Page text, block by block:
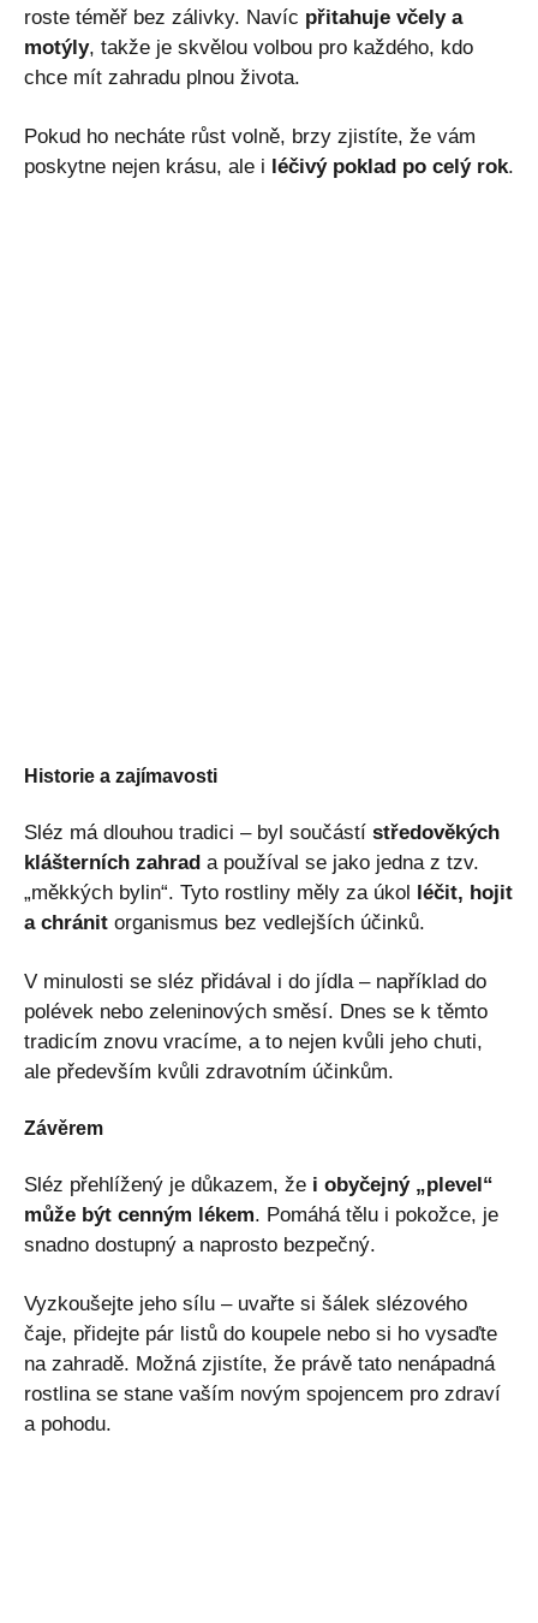
roste téměř bez zálivky. Navíc přitahuje včely a
motýly, takže je skvělou volbou pro každého, kdo
chce mít zahradu plnou života.
Pokud ho necháte růst volně, brzy zjistíte, že vám
poskytne nejen krásu, ale i léčivý poklad po celý rok.
Historie a zajímavosti
Sléz má dlouhou tradici – byl součástí středověkých
klášterních zahrad a používal se jako jedna z tzv.
„měkkých bylin“. Tyto rostliny měly za úkol léčit, hojit
a chránit organismus bez vedlejších účinků.
V minulosti se sléz přidával i do jídla – například do
polévek nebo zeleninových směsí. Dnes se k těmto
tradicím znovu vracíme, a to nejen kvůli jeho chuti,
ale především kvůli zdravotním účinkům.
Závěrem
Sléz přehlížený je důkazem, že i obyčejný „plevel“
může být cenným lékem. Pomáhá tělu i pokožce, je
snadno dostupný a naprosto bezpečný.
Vyzkoušejte jeho sílu – uvařte si šálek slézového
čaje, přidejte pár listů do koupele nebo si ho vysaďte
na zahradě. Možná zjistíte, že právě tato nenápadná
rostlina se stane vaším novým spojencem pro zdraví
a pohodu.